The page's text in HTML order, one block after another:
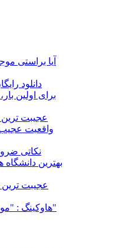
آیا براستی
دانلود
برای اولین
عجیبت
نکاتی
بهترین
عجیبت
هاوكينگ : "موجودات فضايي وجود دارند"